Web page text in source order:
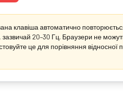
клавіша автоматично
20–30 Гц. Браузери не
це для порівняння відносної